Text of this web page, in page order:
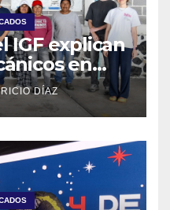
IGF explican
en
DÍAZ